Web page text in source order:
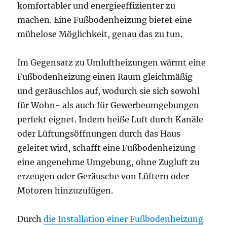
komfortabler und energieeffizienter zu
machen. Eine Fußbodenheizung bietet eine
mühelose Möglichkeit, genau das zu tun.
Im Gegensatz zu Umluftheizungen wärmt eine
Fußbodenheizung einen Raum gleichmäßig
und geräuschlos auf, wodurch sie sich sowohl
für Wohn- als auch für Gewerbeumgebungen
perfekt eignet. Indem heiße Luft durch Kanäle
oder Lüftungsöffnungen durch das Haus
geleitet wird, schafft eine Fußbodenheizung
eine angenehme Umgebung, ohne Zugluft zu
erzeugen oder Geräusche von Lüftern oder
Motoren hinzuzufügen.
Durchdie Installation einer Fußbodenheizung